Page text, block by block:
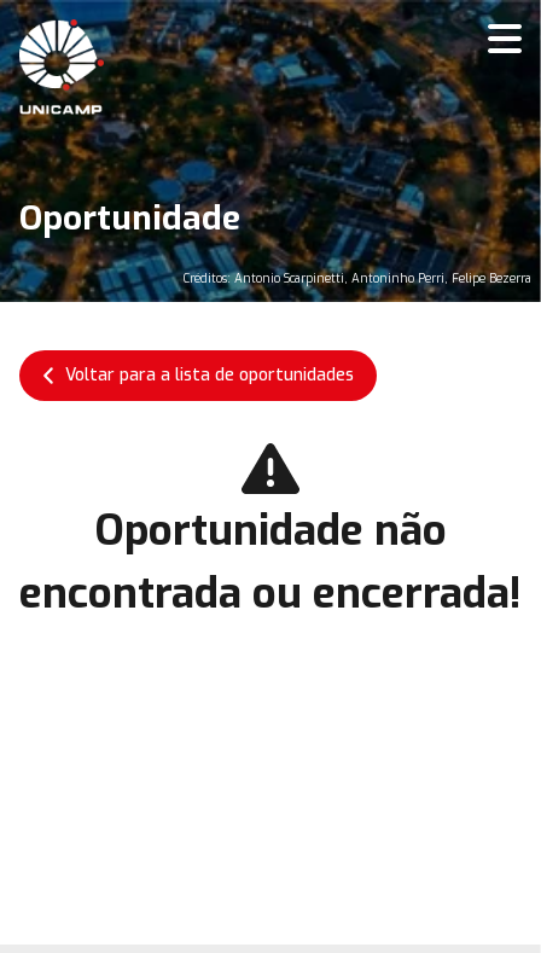
Oportunidade
Créditos: Antonio Scarpinetti, Antoninho Perri, Felipe Bezerra
Voltar para a lista de oportunidades
Oportunidade não
encontrada ou encerrada!